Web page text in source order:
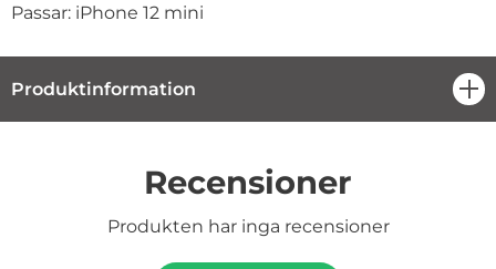
Passar: iPhone 12 mini
Produktinformation
Recensioner
Produkten har inga recensioner